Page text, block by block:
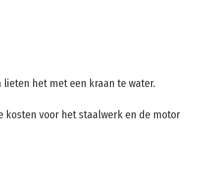
het met een kraan te water.
kosten voor het staalwerk en de motor